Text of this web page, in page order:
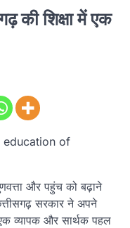
शिक्षा में एक
education of
और पहुंच को बढ़ाने
सरकार ने अपने
व्यापक और सार्थक पहल